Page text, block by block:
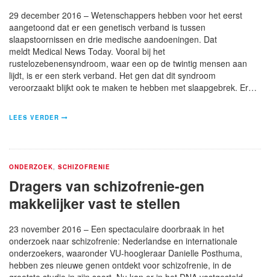
29 december 2016 – Wetenschappers hebben voor het eerst
aangetoond dat er een genetisch verband is tussen
slaapstoornissen en drie medische aandoeningen. Dat
meldt Medical News Today. Vooral bij het
rustelozebenensyndroom, waar een op de twintig mensen aan
lijdt, is er een sterk verband. Het gen dat dit syndroom
veroorzaakt blijkt ook te maken te hebben met slaapgebrek. Er…
LEES VERDER
ONDERZOEK SCHIZOFRENIE
Dragers van schizofrenie-gen
makkelijker vast te stellen
23 november 2016 – Een spectaculaire doorbraak in het
onderzoek naar schizofrenie: Nederlandse en internationale
onderzoekers, waaronder VU-hoogleraar Danielle Posthuma,
hebben zes nieuwe genen ontdekt voor schizofrenie, in de